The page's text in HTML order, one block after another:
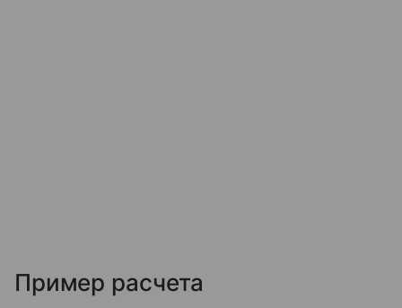
Пример расчета